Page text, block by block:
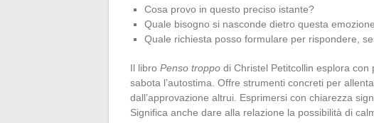
Cosa provo in questo preciso istante?
Quale bisogno si nasconde dietro questa
Quale richiesta posso formulare per rispondere,
Il libro Penso troppo di Christel Petitcollin esplora con
sabota l’autostima. Offre strumenti concreti per
dall’approvazione altrui. Esprimersi con chiarezza
Significa anche dare alla relazione la possibilità di